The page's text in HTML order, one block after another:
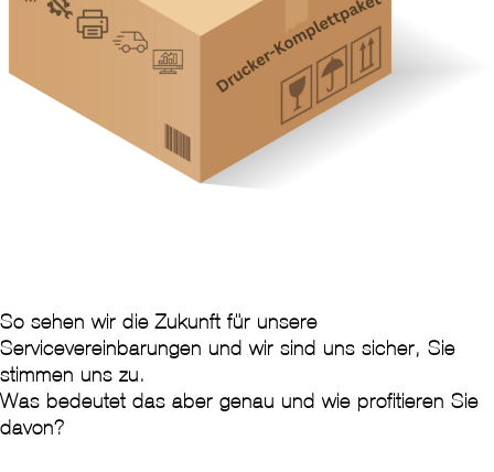
So sehen wir die Zukunft für unsere
Servicevereinbarungen und wir sind uns sicher, Sie
stimmen uns zu.
Was bedeutet das aber genau und wie profitieren Sie
davon?